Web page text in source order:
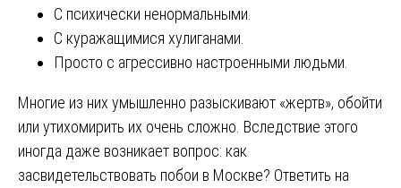
С психически ненормальными.
С куражащимися хулиганами.
Просто с агрессивно настроенными людьми.
Многие из них умышленно разыскивают «жертв», обойти
или утихомирить их очень сложно. Вследствие этого
иногда даже возникает вопрос: как
засвидетельствовать побои в Москве? Ответить на